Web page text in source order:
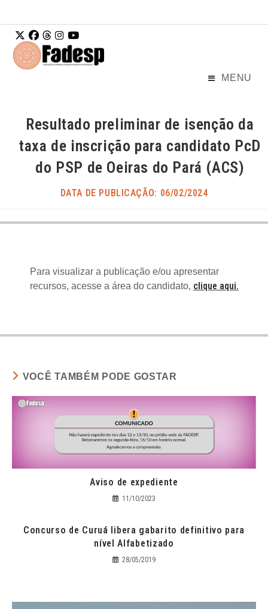
conteúdo
MENU
Resultado preliminar de isenção da
taxa de inscrição para candidato PcD
do PSP de Oeiras do Pará (ACS)
DATA DE PUBLICAÇÃO: 06/02/2024
Para visualizar a publicação e/ou apresentar
recursos, acesse a área do candidato, clique aqui.
VOCÊ TAMBÉM PODE GOSTAR
Aviso de expediente
11/10/2023
Concurso de Curuá libera gabarito definitivo para
nível Alfabetizado
28/05/2019